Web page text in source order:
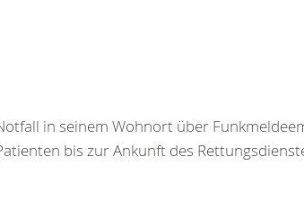
in seinem Wohnort über
bis zur Ankunft des